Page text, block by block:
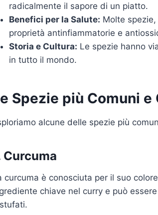
radicalmente il sapore di un piatto.
Benefici per la Salute: Molte
proprietà antinfiammatorie e
Storia e Cultura: Le spezie hanno
in tutto il mondo.
Spezie più Comuni
alcune delle spezie più
Curcuma
curcuma è conosciuta per il suo
chiave nel curry e può